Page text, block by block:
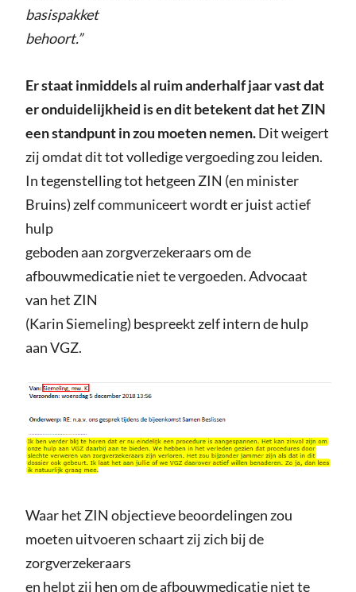
basispakket
behoort.”
Er staat inmiddels al ruim anderhalf jaar vast dat
er onduidelijkheid is en dit betekent dat het ZIN
een standpunt in zou moeten nemen.Dit weigert
zij omdat dit tot volledige vergoeding zou leiden.
In tegenstelling tot hetgeen ZIN (en minister
Bruins) zelf communiceert wordt er juist actief
hulp
geboden aan zorgverzekeraars om de
afbouwmedicatie niet te vergoeden. Advocaat
van het ZIN
(Karin Siemeling) bespreekt zelf intern de hulp
aan VGZ.
Waar het ZIN objectieve beoordelingen zou
moeten uitvoeren schaart zij zich bij de
zorgverzekeraars
en helpt zij hen om de afbouwmedicatie niet te